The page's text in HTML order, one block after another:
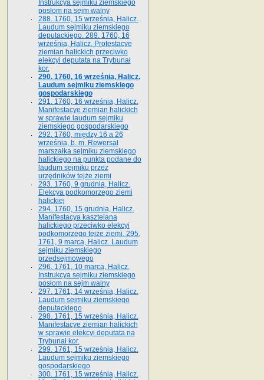
Instrukcya sejmiku ziemskiego
posłom na sejm walny
288. 1760, 15 września, Halicz.
Laudum sejmiku ziemskiego
deputackiego. 289. 1760, 16
września, Halicz. Protestacye
ziemian halickich przeciwko
elekcyi deputata na Trybunał
kor.
290. 1760, 16 września, Halicz.
Laudum sejmiku ziemskiego
gospodarskiego
291. 1760, 16 września, Halicz.
Manifestacye ziemian halickich
w sprawie laudum sejmiku
ziemskiego gospodarskiego
292. 1760, między 16 a 26
września, b. m. Rewersał
marszałka sejmiku ziemskiego
halickiego na punkta podane do
laudum sejmiku przez
urzędników tejże ziemi
293. 1760, 9 grudnia, Halicz.
Elekcya podkomorzego ziemi
halickiej
294. 1760, 15 grudnia, Halicz.
Manifestacya kasztelana
halickiego przeciwko elekcyi
podkomorzego tejże ziemi. 295.
1761, 9 marca, Halicz. Laudum
sejmiku ziemskiego
przedsejmowego
296. 1761, 10 marca, Halicz.
Instrukcya sejmiku ziemskiego
posłom na sejm walny
297. 1761, 14 września, Halicz.
Laudum sejmiku ziemskiego
deputackiego
298. 1761, 15 września, Halicz.
Manifestacye ziemian halickich
w sprawie elekcyi deputata na
Trybunał kor.
299. 1761, 15 września, Halicz.
Laudum sejmiku ziemskiego
gospodarskiego
300. 1761, 15 września, Halicz.